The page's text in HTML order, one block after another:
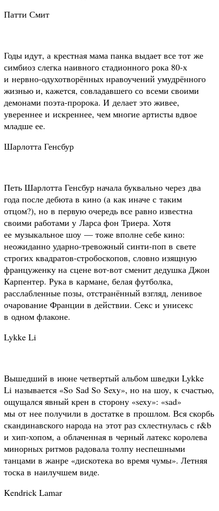
Патти Смит
Годы идут, а крестная мама панка выдает все тот же
симбиоз слегка наивного стадионного рока 80-х
и нервно-одухотворённых нравоучений умудрённого
жизнью и, кажется, совладавшего со всеми своими
демонами поэта-пророка. И делает это живее,
увереннее и искреннее, чем многие артисты вдвое
младше ее.
Шарлотта Генсбур
Петь Шарлотта Генсбур начала буквально через два
года после дебюта в кино (а как иначе с таким
отцом?), но в первую очередь все равно известна
своими работами у Ларса фон Триера. Хотя
ее музыкальное шоу — тоже вполне себе кино:
неожиданно ударно-тревожный синти-поп в свете
строгих квадратов-стробоскопов, словно изящную
француженку на сцене вот-вот сменит дедушка Джон
Карпентер. Рука в кармане, белая футболка,
расслабленные позы, отстранённый взгляд, ленивое
очарование Франции в действии. Секс и унисекс
в одном флаконе.
Lykke Li
Вышедший в июне четвертый альбом шведки Lykke
Li называется «So Sad So Sexy», но на шоу, к счастью,
ощущался явный крен в сторону «sexy»: «sad»
мы от нее получили в достатке в прошлом. Вся скорбь
скандинавского народа на этот раз схлестнулась с r&b
и хип-хопом, а облаченная в черный латекс королева
минорных ритмов радовала толпу неспешными
танцами в жанре «дискотека во время чумы». Летняя
тоска в наилучшем виде.
Kendrick Lamar